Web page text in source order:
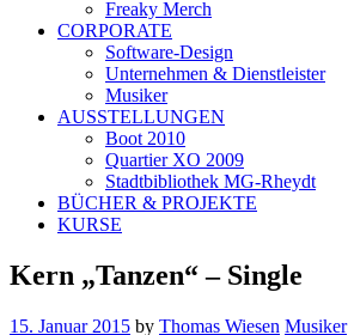
Freaky Merch
CORPORATE
Software-Design
Unternehmen & Dienstleister
Musiker
AUSSTELLUNGEN
Boot 2010
Quartier XO 2009
Stadtbibliothek MG-Rheydt
BÜCHER & PROJEKTE
KURSE
Kern „Tanzen“ – Single
15. Januar 2015 by Thomas Wiesen Musiker